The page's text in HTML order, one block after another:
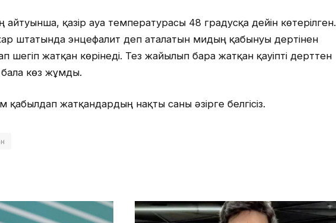
қазір ауа температурасы 48 градусқа дейін көтерілген.
штатында энцефалит деп аталатын мидың қабынуы дертінен
шегіп жатқан көрінеді. Тез жайылып бара жатқан қауіпті дерттен
көз жұмды.
қабылдап жатқандардың нақты саны әзірге белгісіз.